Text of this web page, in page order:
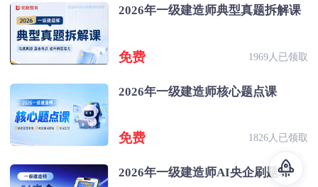
2026年一级建造师典型真题拆解课
免费 1969人已领取
2026年一级建造师核心题点课
免费 1826人已领取
2026年一级建造师AI央企刷题班